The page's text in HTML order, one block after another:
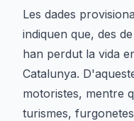
Les dades
indiquen que, des
han perdut la vida
Catalunya.
motoristes, mentre
turismes,